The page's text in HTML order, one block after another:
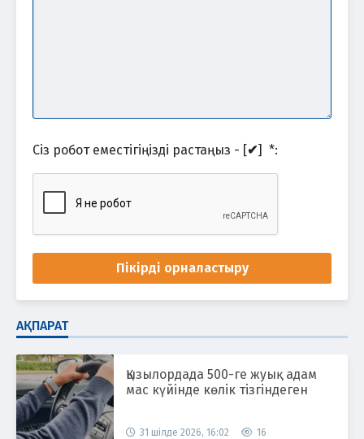
Сіз робот еместігіңізді растаңыз - [✔] *:
Пікірді орналастыру
АҚПАРАТ
Қызылордада 500-ге жуық адам
мас күйінде көлік тізгіндеген
31 шілде 2026, 16:02 16